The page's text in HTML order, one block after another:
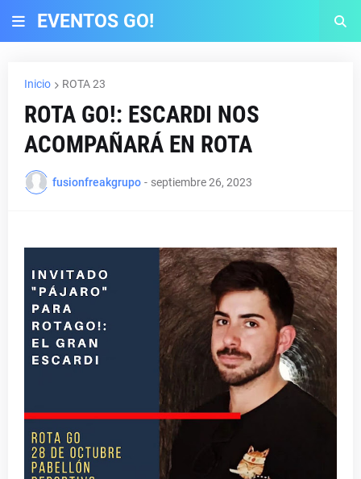
EVENTOS GO!
Inicio ROTA 23
ROTA GO!: ESCARDI NOS
ACOMPAÑARÁ EN ROTA
fusionfreakgrupo - septiembre 26, 2023